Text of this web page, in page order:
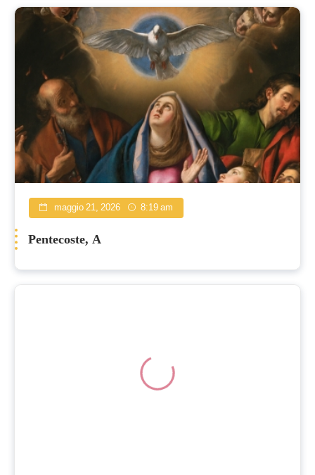
maggio 21, 2026 8:19 am
Pentecoste, A